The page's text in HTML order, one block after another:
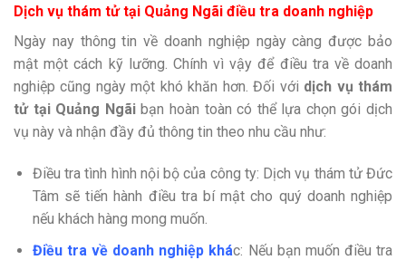
Dịch vụ thám tử tại Quảng Ngãi điều tra doanh nghiệp
Ngày nay thông tin về doanh nghiệp ngày càng được bảo
mật một cách kỹ lưỡng. Chính vì vậy để điều tra về doanh
nghiệp cũng ngày một khó khăn hơn. Đối với dịch vụ thám
tử tại Quảng Ngãibạn hoàn toàn có thể lựa chọn gói dịch
vụ này và nhận đầy đủ thông tin theo nhu cầu như:
Điều tra tình hình nội bộ của công ty: Dịch vụ thám tử Đức
Tâm sẽ tiến hành điều tra bí mật cho quý doanh nghiệp
nếu khách hàng mong muốn.
Điều tra về doanh nghiệp khác: Nếu bạn muốn điều tra